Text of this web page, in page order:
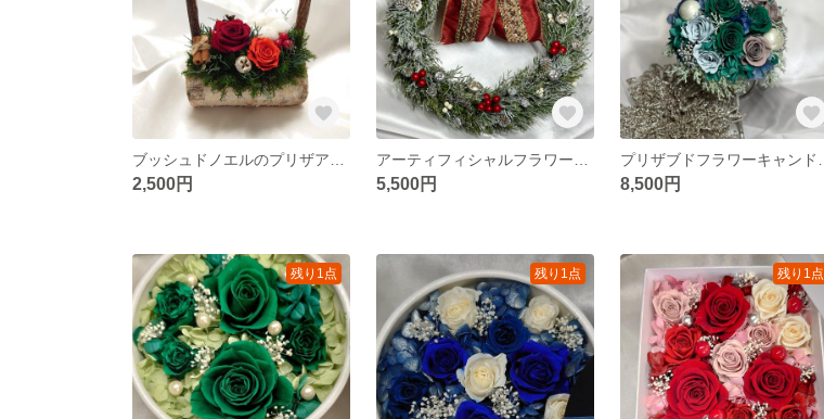
2,500円 5,500円 8,500円
残り1点 残り1点 残り1点